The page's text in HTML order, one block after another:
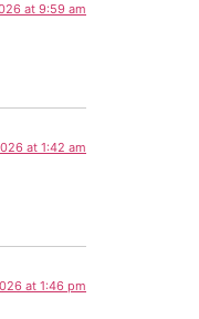
at 9:59 am
at 1:42 am
at 1:46 pm